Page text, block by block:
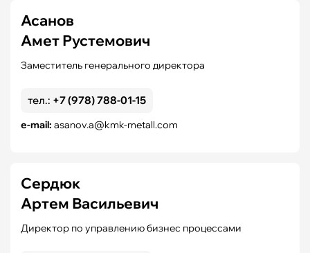
Асанов
Амет Рустемович
Заместитель генерального директора
тел.: +7 (978) 788-01-15
e-mail: asanov.a@kmk-metall.com
Сердюк
Артем Васильевич
Директор по управлению бизнес процессами